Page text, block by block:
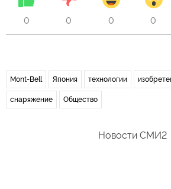
0 0 0 0
Mont-Bell Япония технологии
снаряжение Общество
Новости СМИ2